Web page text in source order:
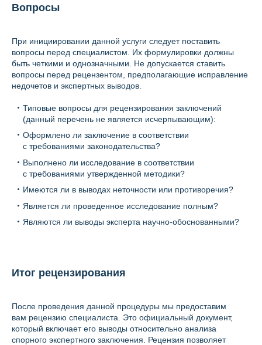
Вопросы
При инициировании данной услуги следует поставить
вопросы перед специалистом. Их формулировки должны
быть четкими и однозначными. Не допускается ставить
вопросы перед рецензентом, предполагающие исправление
недочетов и экспертных выводов.
Типовые вопросы для рецензирования заключений
(данный перечень не является исчерпывающим):
Оформлено ли заключение в соответствии
с требованиями законодательства?
Выполнено ли исследование в соответствии
с требованиями утвержденной методики?
Имеются ли в выводах неточности или противоречия?
Является ли проведенное исследование полным?
Являются ли выводы эксперта научно-обоснованными?
Итог рецензирования
После проведения данной процедуры мы предоставим
вам рецензию специалиста. Это официальный документ,
который включает его выводы относительно анализа
спорного экспертного заключения. Рецензия позволяет